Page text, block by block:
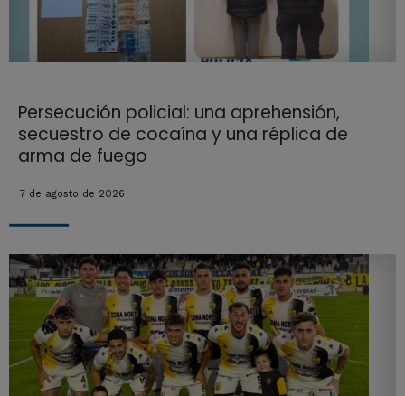
Persecución policial: una aprehensión,
secuestro de cocaína y una réplica de
arma de fuego
7 de agosto de 2026